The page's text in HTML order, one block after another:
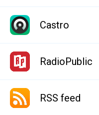
Castro
RadioPublic
RSS feed